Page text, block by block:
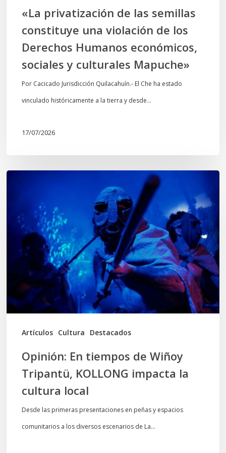
Humanos
económicos,
sociales
culturales
Mapuche»
«La privatización de las semillas
constituye una violación de los
Derechos Humanos económicos,
sociales y culturales Mapuche»
Por Cacicado Jurisdicción Quilacahuín.- El Che ha estado
vinculado históricamente a la tierra y desde…
17/07/2026
Artículos Cultura Destacados
tiempos
Wiñoy
Tripantü,
KOLLONG
impacta
la
cultura
Opinión: En tiempos de Wiñoy
Tripantü, KOLLONG impacta la
cultura local
Desde las primeras presentaciones en peñas y espacios
comunitarios a los diversos escenarios de La…